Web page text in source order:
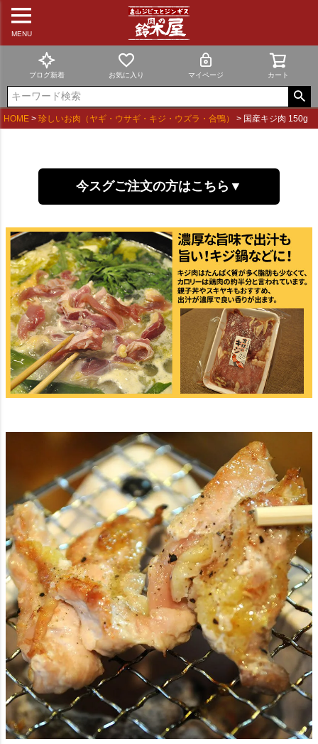
MENU
ブログ新着 お気に入り マイページ カート
HOME 珍しいお肉（ヤギ・ウサギ・キジ・ウズラ・合鴨） 国産キジ肉 150g
今スグご注文の方はこちら▼